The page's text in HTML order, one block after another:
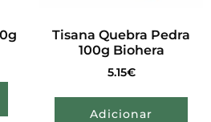
Tisana Quebra Pedra
100g Biohera
5.15€
Adicionar